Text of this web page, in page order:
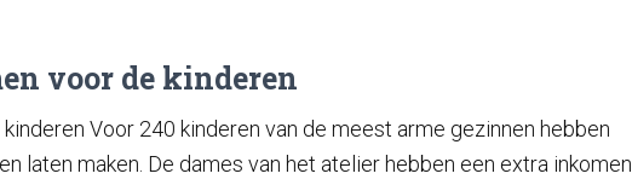
voor de kinderen
Voor 240 kinderen van de meest arme gezinnen hebben
laten maken. De dames van het atelier hebben een extra inkomen